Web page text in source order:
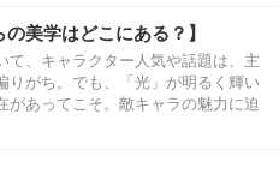
の美学はどこにある？】
て、キャラクター人気や話題は、主
りがち。でも、「光」が明るく輝い
があってこそ。敵キャラの魅力に迫